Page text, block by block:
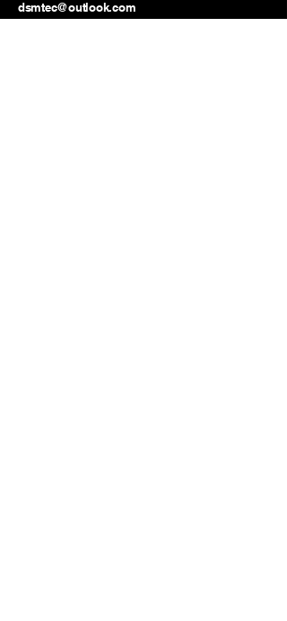
dsmtec@outlook.com
Tel:(85) 99719.0626